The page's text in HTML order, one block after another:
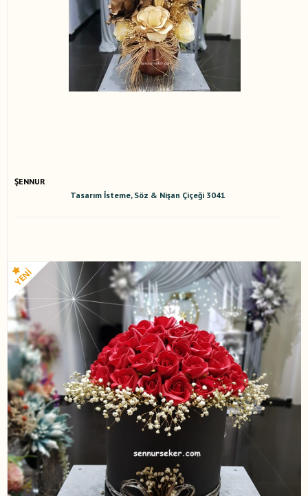
ŞENNUR
Tasarım İsteme, Söz & Nişan Çiçeği 3041